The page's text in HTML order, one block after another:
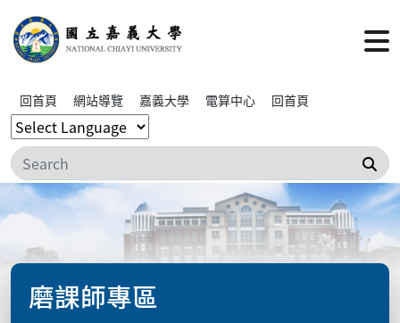
回首頁 網站導覽 嘉義大學 電算中心 回首頁
搜
磨課師專區